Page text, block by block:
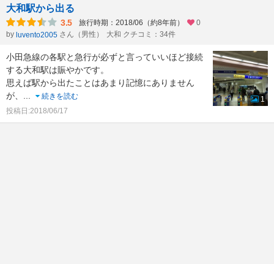
大和駅から出る
3.5 旅行時期：2018/06（約8年前）
0
by luvento2005 さん（男性） 大和 クチコミ：34件
小田急線の各駅と急行が必ずと言っていいほど接続
する大和駅は賑やかです。
思えば駅から出たことはあまり記憶にありません
が、 ...
続きを読む
投稿日:2018/06/17
1